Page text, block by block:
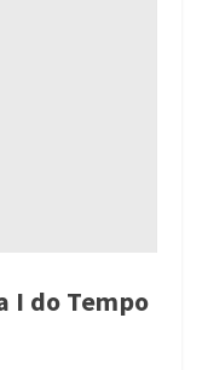
I do Tempo